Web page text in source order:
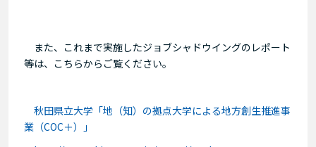
また、これまで実施したジョブシャドウイングのレポート
等は、こちらからご覧ください。
秋田県立大学「地（知）の拠点大学による地方創生推進事
業（COC＋）」